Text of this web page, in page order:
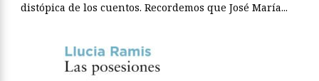
distópica de los cuentos. Recordemos que José María...